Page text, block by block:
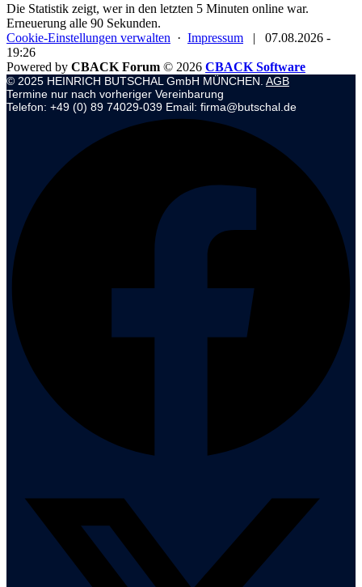
Die Statistik zeigt, wer in den letzten 5 Minuten online war.
Erneuerung alle 90 Sekunden.
Cookie-Einstellungen verwalten · Impressum |
07.08.2026 -
19:26
Powered by CBACK Forum © 2026 CBACK Software
© 2025 HEINRICH BUTSCHAL GmbH MÜNCHEN. AGB
Termine nur nach vorheriger Vereinbarung
Telefon: +49 (0) 89 74029-039 Email: firma@butschal.de